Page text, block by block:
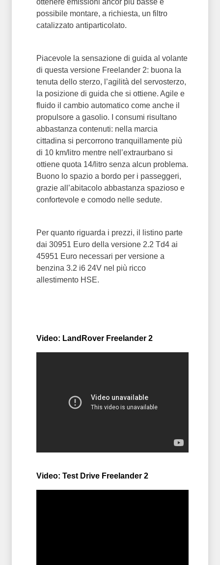
ottenere emissioni ancor più basse è
possibile montare, a richiesta, un filtro
catalizzato antiparticolato.
Piacevole la sensazione di guida al volante
di questa versione Freelander 2: buona la
tenuta dello sterzo, l’agilità del servosterzo,
la posizione di guida che si ottiene. Agile e
fluido il cambio automatico come anche il
propulsore a gasolio. I consumi risultano
abbastanza contenuti: nella marcia
cittadina si percorrono tranquillamente più
di 10 km/litro mentre nell’extraurbano si
ottiene quota 14/litro senza alcun problema.
Buono lo spazio a bordo per i passeggeri,
grazie all’abitacolo abbastanza spazioso e
confortevole e comodo nelle sedute.
Per quanto riguarda i prezzi, il listino parte
dai 30951 Euro della versione 2.2 Td4 ai
45951 Euro necessari per versione a
benzina 3.2 i6 24V nel più ricco
allestimento HSE.
Video: LandRover Freelander 2
Video: Test Drive Freelander 2